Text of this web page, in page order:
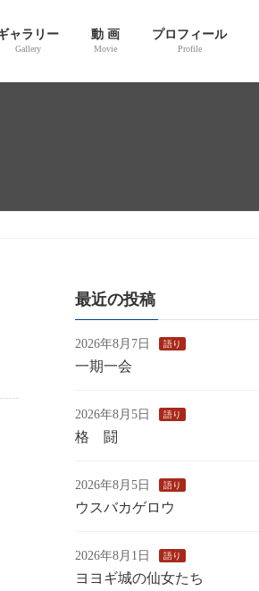
ャラリー
Gallery
動 画
Movie
プロフィール
Profile
最近の投稿
2026年8月7日 語り
一期一会
2026年8月5日 語り
格 闘
2026年8月5日 語り
ウスバカゲロウ
2026年8月1日 語り
ヨヨギ城の仙女たち